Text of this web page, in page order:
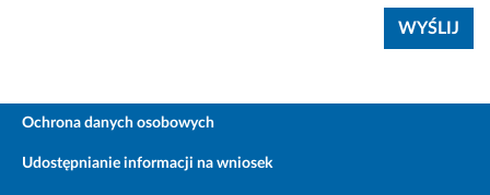
Ochrona danych osobowych
Udostępnianie informacji na wniosek